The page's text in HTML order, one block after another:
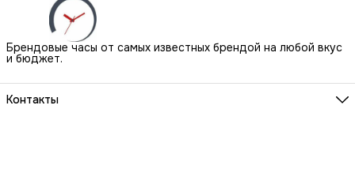
Брендовые часы от самых известных брендой на любой вкус
и бюджет.
Контакты